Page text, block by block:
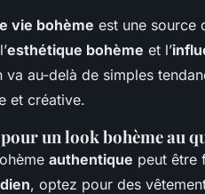
vie bohème est une source
esthétique bohème et l’
va au-delà de simples
et créative.
un look bohème au
authentique peut être
, optez pour des